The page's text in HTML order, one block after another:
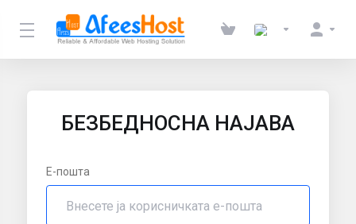
БЕЗБЕДНОСНА НАЈАВА
Е-пошта